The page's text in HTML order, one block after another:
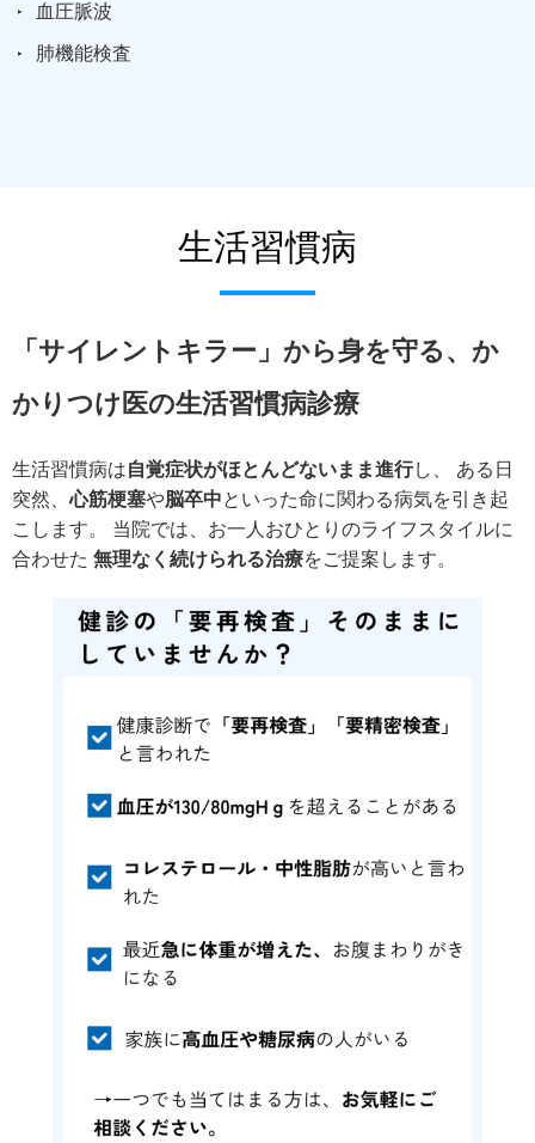
血圧脈波
肺機能検査
生活習慣病
「サイレントキラー」から身を守る、か
かりつけ医の生活習慣病診療
生活習慣病は自覚症状がほとんどないまま進行し、 ある日
突然、心筋梗塞や脳卒中といった命に関わる病気を引き起
こします。 当院では、お一人おひとりのライフスタイルに
合わせた 無理なく続けられる治療をご提案します。